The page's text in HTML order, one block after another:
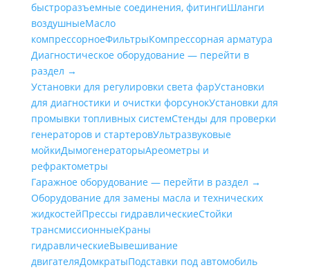
быстроразъемные соединения, фитингиШланги
воздушныеМасло
компрессорноеФильтрыКомпрессорная арматура
Диагностическое оборудование — перейти в
раздел →
Установки для регулировки света фарУстановки
для диагностики и очистки форсунокУстановки для
промывки топливных системСтенды для проверки
генераторов и стартеровУльтразвуковые
мойкиДымогенераторыАреометры и
рефрактометры
Гаражное оборудование — перейти в раздел →
Оборудование для замены масла и технических
жидкостейПрессы гидравлическиеСтойки
трансмиссионныеКраны
гидравлическиеВывешивание
двигателяДомкратыПодставки под автомобиль